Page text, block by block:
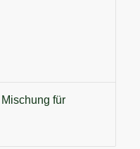
für